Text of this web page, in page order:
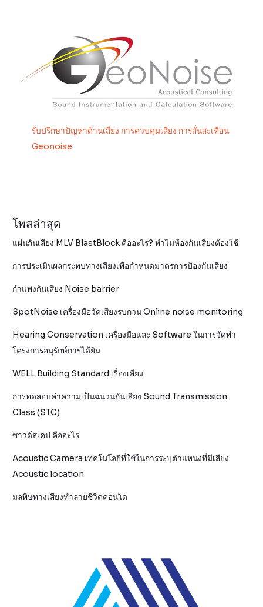
รับปรึกษาปัญหาด้านเสียง การควบคุมเสียง การสั่นสะเทือน
Geonoise
โพสล่าสุด
แผ่นกันเสียง MLV BlastBlock คืออะไร? ทำไมห้องกันเสียงต้องใช้
การประเมินผลกระทบทางเสียงเพื่อกำหนดมาตรการป้องกันเสียง
กำแพงกันเสียง Noise barrier
SpotNoise เครื่องมือวัดเสียงรบกวน Online noise monitoring
Hearing Conservation เครื่องมือและ Software ในการจัดทำ
โครงการอนุรักษ์การได้ยิน
WELL Building Standard เรื่องเสียง
การทดสอบค่าความเป็นฉนวนกันเสียง Sound Transmission
Class (STC)
ซาวด์สเคป คืออะไร
Acoustic Camera เทคโนโลยีที่ใช้ในการระบุตำแหน่งที่มีเสียง
Acoustic location
มลพิษทางเสียงทำลายชีวิตคอนโด